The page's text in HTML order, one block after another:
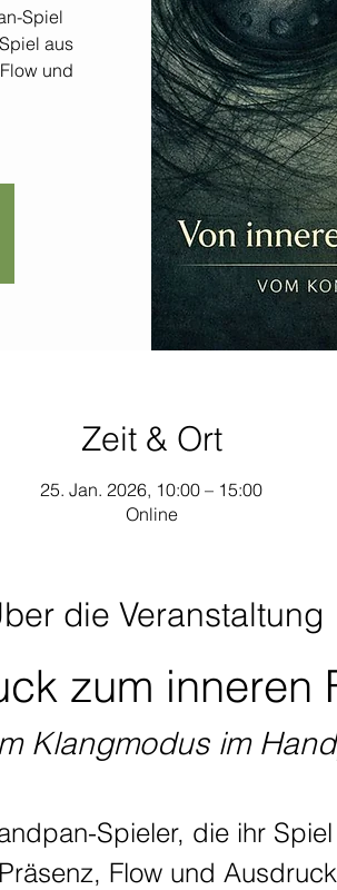
Spiel
aus
und
Zeit & Ort
25. Jan. 2026, 10:00 – 15:00
Online
die Veranstaltung
zum inneren
Klangmodus im
Spieler, die ihr
Flow und